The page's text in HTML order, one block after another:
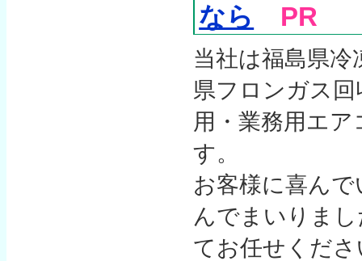
なら
PR
当社は福島県冷
県フロンガス
用・業務用エ
す。
お客様に喜ん
んでまいりま
てお任せくださ